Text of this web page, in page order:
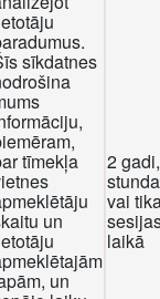
sīkdatnes
tīmekļa
un
un
2
vai
laikā